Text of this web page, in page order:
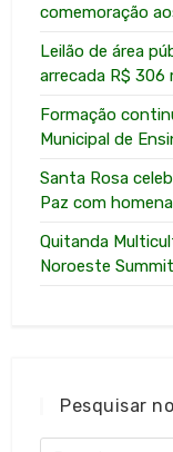
comemoração
Leilão de área
arrecada R$ 306
Formação
Municipal de
Santa Rosa
Paz com
Quitanda
Noroeste
Pesquisar